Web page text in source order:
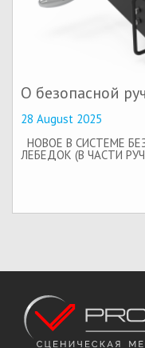
О безопасной
28 August 2025
НОВОЕ В СИСТЕМЕ
ЛЕБЕДОК (В ЧАСТИ